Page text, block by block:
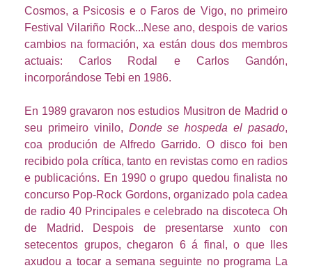
Cosmos, a Psicosis e o Faros de Vigo, no primeiro
Festival Vilariño Rock...Nese ano, despois de varios
cambios na formación, xa están dous dos membros
actuais: Carlos Rodal e Carlos Gandón,
incorporándose Tebi en 1986.
En 1989 gravaron nos estudios Musitron de Madrid o
seu primeiro vinilo, Donde se hospeda el pasado,
coa produción de Alfredo Garrido. O disco foi ben
recibido pola crítica, tanto en revistas como en radios
e publicacións. En 1990 o grupo quedou finalista no
concurso Pop-Rock Gordons, organizado pola cadea
de radio 40 Principales e celebrado na discoteca Oh
de Madrid. Despois de presentarse xunto con
setecentos grupos, chegaron 6 á final, o que lles
axudou a tocar a semana seguinte no programa La